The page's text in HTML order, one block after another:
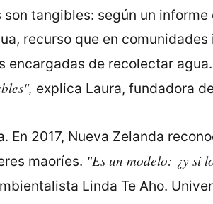
tangibles: según un informe
recurso que en
encargadas de recolectar agua.
explica Laura, fundadora
2017, Nueva Zelanda
maoríes. "Es un modelo: ¿y si
Linda Te Aho.